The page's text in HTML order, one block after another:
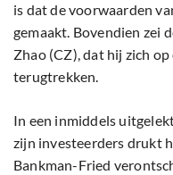
is dat de voorwaarden
gemaakt. Bovendien zei
Zhao (CZ), dat hij zich
terugtrekken.
In een inmiddels
zijn investeerders drukt
Bankman-Fried